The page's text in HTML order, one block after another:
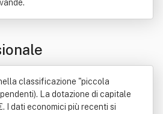
classificazione "piccola
La dotazione di capitale
I dati economici più recenti si